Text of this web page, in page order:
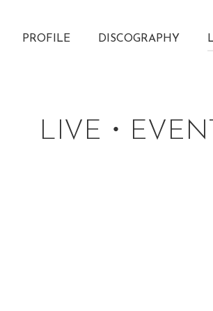
PROFILE DISCOGRAPHY
LIVE・